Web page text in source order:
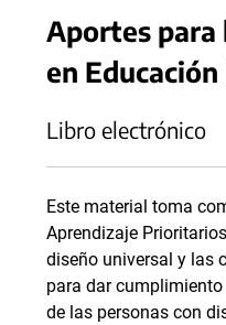
Aportes para
en Educación
Libro electrónico
Este material toma
Aprendizaje
diseño universal y las
para dar
de las personas con